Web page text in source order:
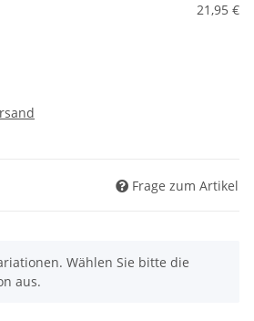
21,95 €
Frage zum Artikel
Wählen Sie bitte die
aus.